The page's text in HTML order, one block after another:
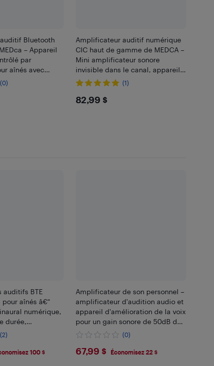
Bluetooth
– Appareil
par
aînés avec
du
(0)
Amplificateur auditif numérique
CIC haut de gamme de MEDCA –
Mini amplificateur sonore
invisible dans le canal, appareil
sonore personnel à suppression
70
(1)
$82.99
82,99 $
auditifs BTE
aînés â€“
numérique,
durée,
toute la
(2)
100 $
Amplificateur de son personnel –
amplificateur d'audition audio et
appareil d'amélioration de la voix
pour un gain sonore de 50dB dB,
jusqu'à 100 pi de distance,
(0)
$67.99
67,99 $ Économisez 22 $